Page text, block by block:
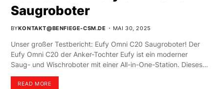
Saugroboter
BYKONTAKT@BENFIEGE-CSM.DE MAI 30, 2025
Unser großer Testbericht: Eufy Omni C20 Saugroboter! Der
Eufy Omni C20 der Anker-Tochter Eufy ist ein moderner
Saug- und Wischroboter mit einer All-in-One-Station. Dieses…
READ MORE